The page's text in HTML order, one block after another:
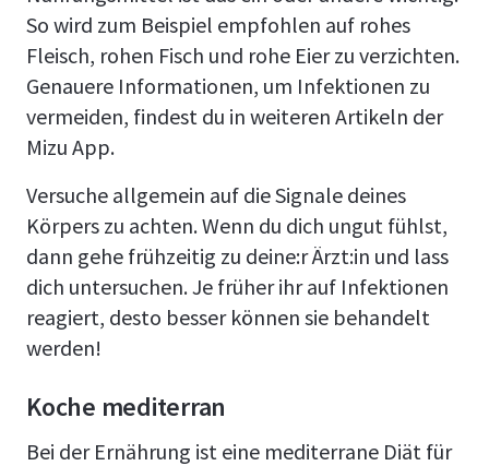
So wird zum Beispiel empfohlen auf rohes
Fleisch, rohen Fisch und rohe Eier zu verzichten.
Genauere Informationen, um Infektionen zu
vermeiden, findest du in weiteren Artikeln der
Mizu App.
Versuche allgemein auf die Signale deines
Körpers zu achten. Wenn du dich ungut fühlst,
dann gehe frühzeitig zu deine:r Ärzt:in und lass
dich untersuchen. Je früher ihr auf Infektionen
reagiert, desto besser können sie behandelt
werden!
Koche mediterran
Bei der Ernährung ist eine mediterrane Diät für